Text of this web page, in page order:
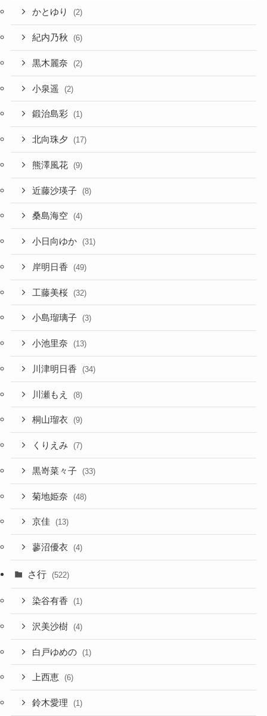
かとゆり (2)
紀内乃秋 (6)
黒木麗奈 (2)
小泉遥 (2)
鍛治島彩 (1)
北向珠夕 (17)
熊澤風花 (9)
近藤沙瑛子 (8)
桑島海空 (4)
小日向ゆか (31)
岸明日香 (49)
工藤美桜 (32)
小島瑠璃子 (3)
小池里奈 (13)
川津明日香 (34)
川瀬もえ (8)
桐山瑠衣 (9)
くりえみ (7)
黒嵜菜々子 (33)
菊地姫奈 (48)
京佳 (13)
蓼沼優衣 (4)
さ行 (522)
染谷有香 (1)
沢美沙樹 (4)
白戸ゆめの (1)
上西恵 (6)
鈴木愛理 (1)